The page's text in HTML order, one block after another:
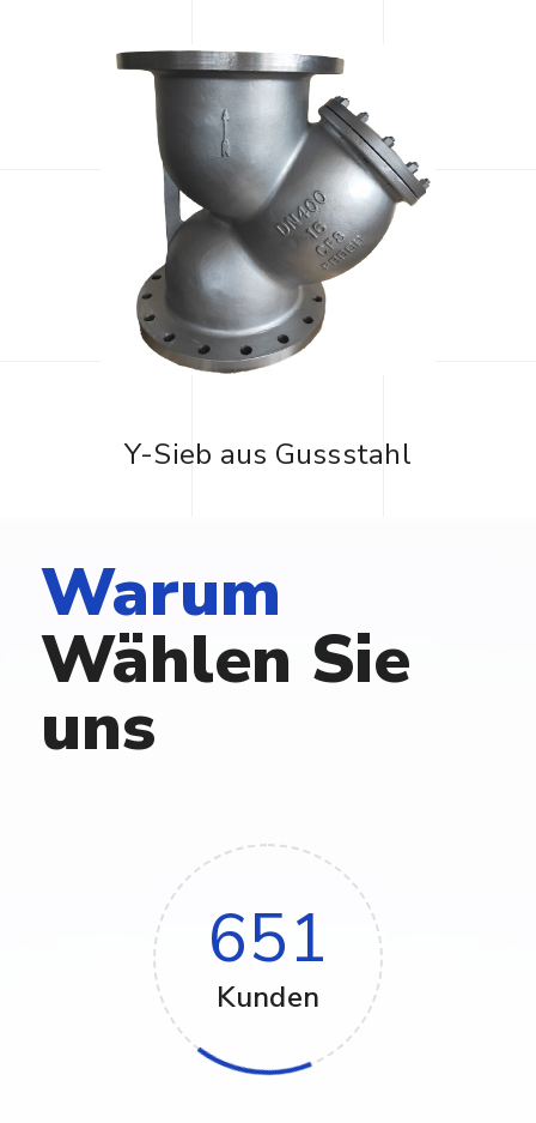
Y-Sieb aus Gussstahl
Warum
Wählen Sie
uns
651
Kunden